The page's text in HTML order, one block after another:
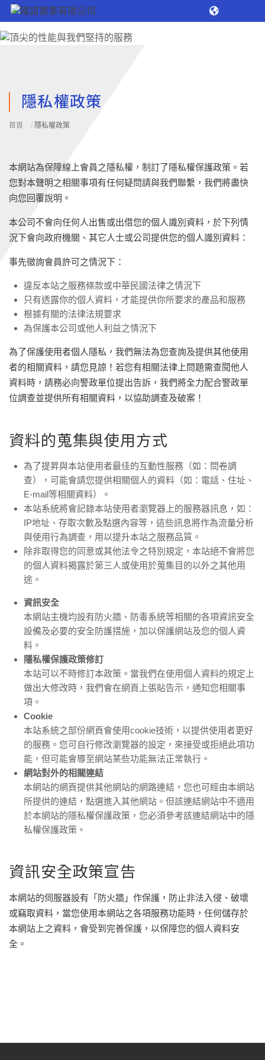
隱私權政策
首頁 / 隱私權政策
本網站為保障線上會員之隱私權，制訂了隱私權保護政策。若
您對本聲明之相關事項有任何疑問請與我們聯繫，我們將盡快
向您回覆說明。
本公司不會向任何人出售或出借您的個人識別資料，於下列情
況下會向政府機關、其它人士或公司提供您的個人識別資料：
事先徵詢會員許可之情況下：
違反本站之服務條款或中華民國法律之情況下
只有透露你的個人資料，才能提供你所要求的產品和服務
根據有關的法律法規要求
為保護本公司或他人利益之情況下
為了保護使用者個人隱私，我們無法為您查詢及提供其他使用
者的相關資料，請您見諒！若您有相關法律上問題需查閱他人
資料時，請務必向警政單位提出告訴，我們將全力配合警政單
位調查並提供所有相關資料，以協助調查及破案！
資料的蒐集與使用方式
為了提昇與本站使用者最佳的互動性服務（如：問卷調
查），可能會請您提供相關個人的資料（如：電話、住址、
E-mail等相關資料）。
本站系統將會記錄本站使用者瀏覽器上的服務器訊息，如：
IP地址、存取次數及點選內容等，這些訊息將作為流量分析
與使用行為調查，用以提升本站之服務品質。
除非取得您的同意或其他法令之特別規定，本站絕不會將您
的個人資料揭露於第三人或使用於蒐集目的以外之其他用
途。
資訊安全
本網站主機均設有防火牆、防毒系統等相關的各項資訊安全
設備及必要的安全防護措施，加以保護網站及您的個人資
料。
隱私權保護政策修訂
本站可以不時修訂本政策。當我們在使用個人資料的規定上
做出大修改時，我們會在網頁上張貼告示，通知您相關事
項。
Cookie
本站系統之部份網頁會使用cookie技術，以提供使用者更好
的服務。您可自行修改瀏覽器的設定，來接受或拒絕此項功
能，但可能會導至網站某些功能無法正常執行。
網站對外的相關連結
本網站的網頁提供其他網站的網路連結，您也可經由本網站
所提供的連結，點選進入其他網站。但該連結網站中不適用
於本網站的隱私權保護政策，您必須參考該連結網站中的隱
私權保護政策。
資訊安全政策宣告
本網站的伺服器設有「防火牆」作保護，防止非法入侵、破壞
或竊取資料，當您使用本網站之各項服務功能時，任何儲存於
本網站上之資料，會受到完善保護，以保障您的個人資料安
全。